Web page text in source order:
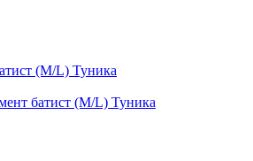
батист (M/L) Туника